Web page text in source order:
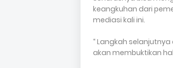
keangkuhan dari
mediasi kali ini.
“ Langkah
akan membuktikan